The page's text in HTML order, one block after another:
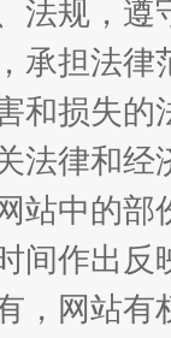
"炒
法规，
承担法
和损失
法律和
站中的
间作出
，网站